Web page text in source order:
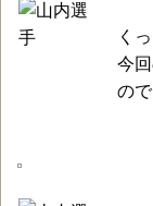
く
今
ので